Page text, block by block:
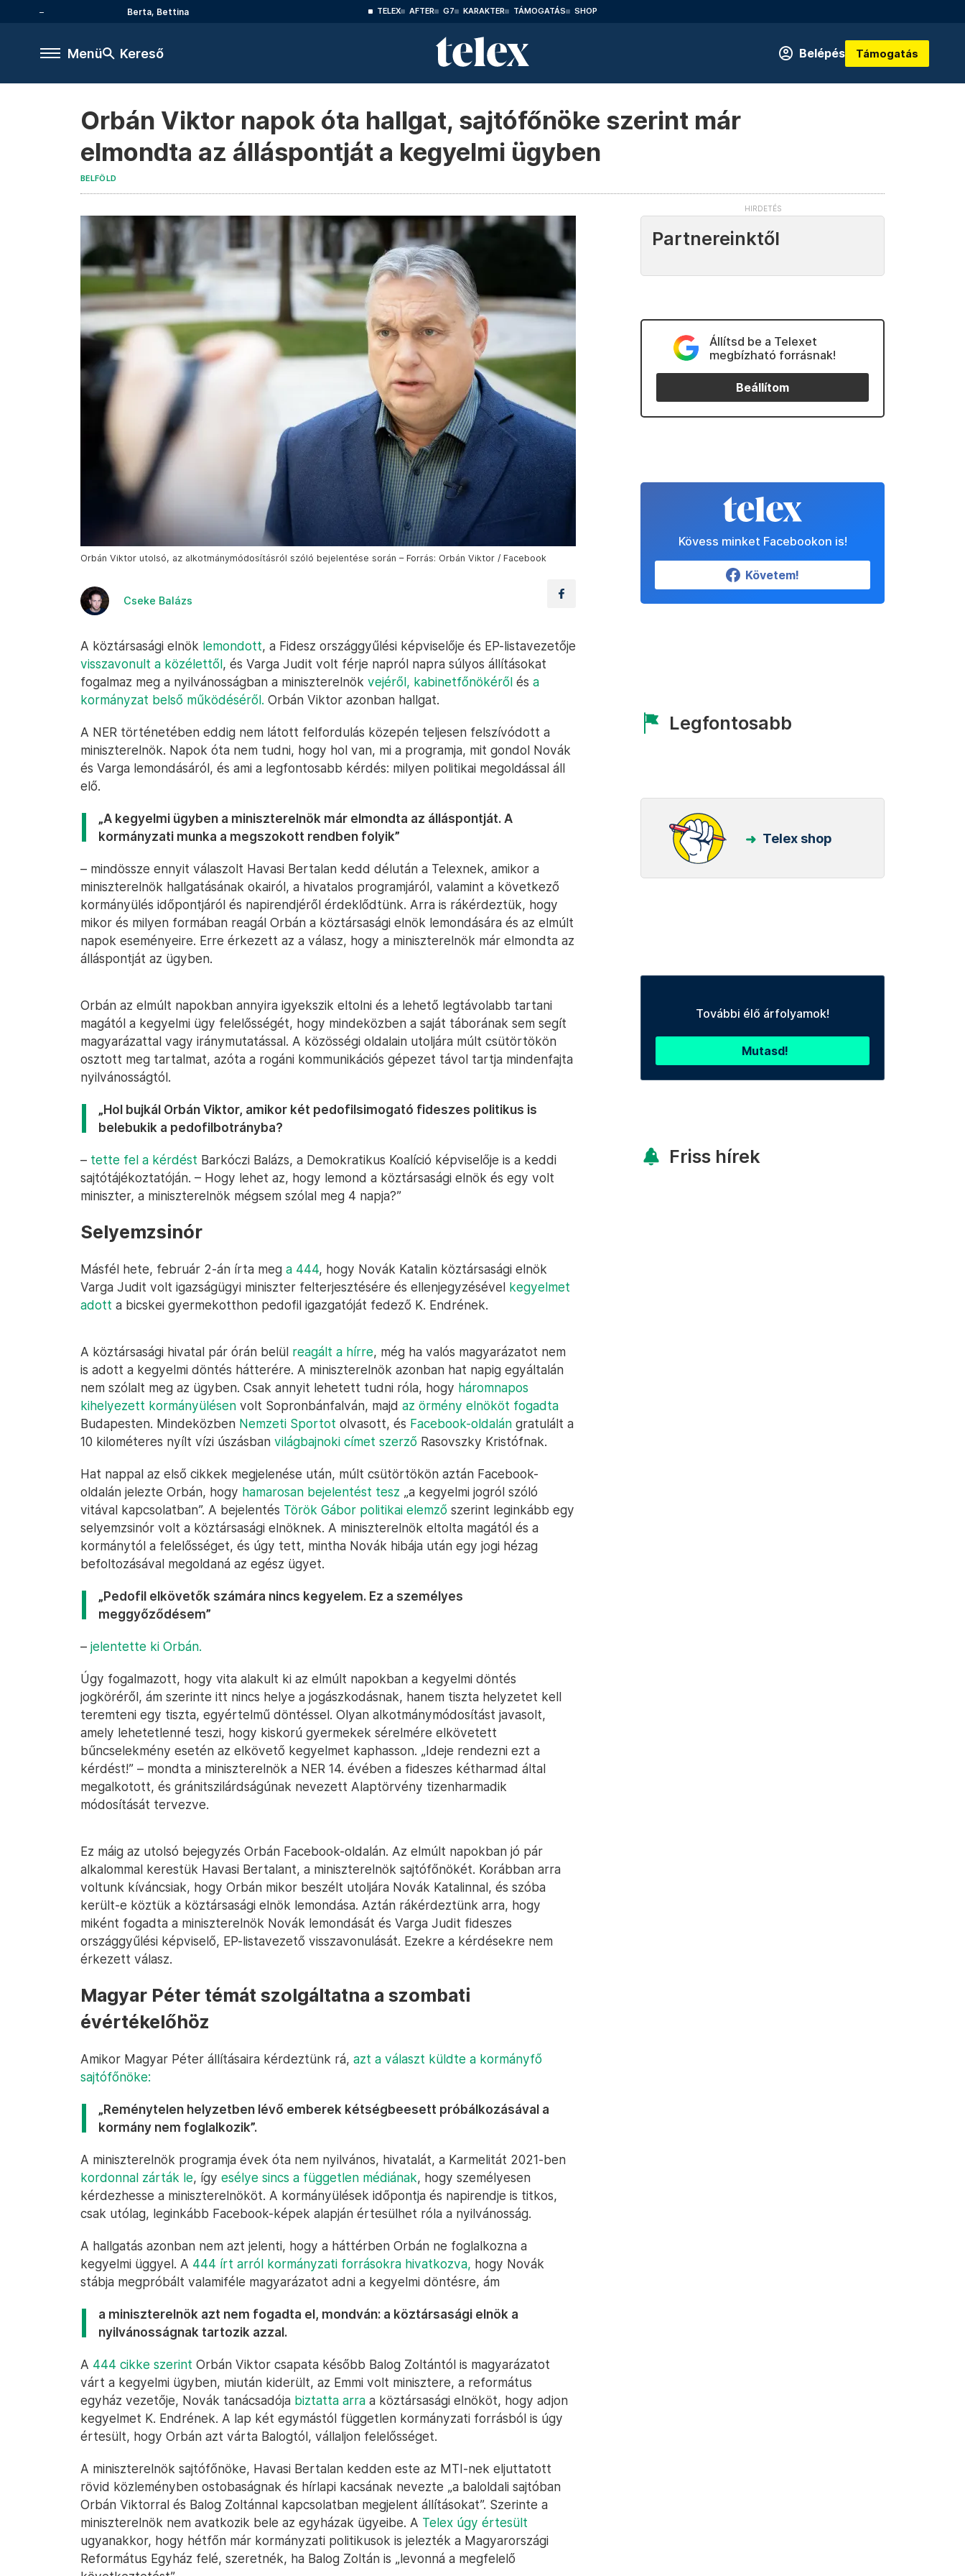
Berta, Bettina TELEX AFTER G7 KARAKTER TÁMOGATÁS SHOP
Menü Kereső Belépés Támogatás
Orbán Viktor napok óta hallgat, sajtófőnöke szerint már
elmondta az álláspontját a kegyelmi ügyben
BELFÖLD
Orbán Viktor utolsó, az alkotmánymódosításról szóló bejelentése során – Forrás: Orbán Viktor / Facebook
Cseke Balázs
A köztársasági elnök lemondott, a Fidesz országgyűlési képviselője és EP-listavezetője
visszavonult a közélettől, és Varga Judit volt férje napról napra súlyos állításokat
fogalmaz meg a nyilvánosságban a miniszterelnök vejéről, kabinetfőnökéről és a
kormányzat belső működéséről. Orbán Viktor azonban hallgat.
A NER történetében eddig nem látott felfordulás közepén teljesen felszívódott a
miniszterelnök. Napok óta nem tudni, hogy hol van, mi a programja, mit gondol Novák
és Varga lemondásáról, és ami a legfontosabb kérdés: milyen politikai megoldással áll
elő.
„A kegyelmi ügyben a miniszterelnök már elmondta az álláspontját. A
kormányzati munka a megszokott rendben folyik”
– mindössze ennyit válaszolt Havasi Bertalan kedd délután a Telexnek, amikor a
miniszterelnök hallgatásának okairól, a hivatalos programjáról, valamint a következő
kormányülés időpontjáról és napirendjéről érdeklődtünk. Arra is rákérdeztük, hogy
mikor és milyen formában reagál Orbán a köztársasági elnök lemondására és az elmúlt
napok eseményeire. Erre érkezett az a válasz, hogy a miniszterelnök már elmondta az
álláspontját az ügyben.
Orbán az elmúlt napokban annyira igyekszik eltolni és a lehető legtávolabb tartani
magától a kegyelmi ügy felelősségét, hogy mindeközben a saját táborának sem segít
magyarázattal vagy iránymutatással. A közösségi oldalain utoljára múlt csütörtökön
osztott meg tartalmat, azóta a rogáni kommunikációs gépezet távol tartja mindenfajta
nyilvánosságtól.
„Hol bujkál Orbán Viktor, amikor két pedofilsimogató fideszes politikus is
belebukik a pedofilbotrányba?
– tette fel a kérdést Barkóczi Balázs, a Demokratikus Koalíció képviselője is a keddi
sajtótájékoztatóján. – Hogy lehet az, hogy lemond a köztársasági elnök és egy volt
miniszter, a miniszterelnök mégsem szólal meg 4 napja?”
Selyemzsinór
Másfél hete, február 2-án írta meg a 444, hogy Novák Katalin köztársasági elnök
Varga Judit volt igazságügyi miniszter felterjesztésére és ellenjegyzésével kegyelmet
adott a bicskei gyermekotthon pedofil igazgatóját fedező K. Endrének.
A köztársasági hivatal pár órán belül reagált a hírre, még ha valós magyarázatot nem
is adott a kegyelmi döntés hátterére. A miniszterelnök azonban hat napig egyáltalán
nem szólalt meg az ügyben. Csak annyit lehetett tudni róla, hogy háromnapos
kihelyezett kormányülésen volt Sopronbánfalván, majd az örmény elnököt fogadta
Budapesten. Mindeközben Nemzeti Sportot olvasott, és Facebook-oldalán gratulált a
10 kilométeres nyílt vízi úszásban világbajnoki címet szerző Rasovszky Kristófnak.
Hat nappal az első cikkek megjelenése után, múlt csütörtökön aztán Facebook-
oldalán jelezte Orbán, hogy hamarosan bejelentést tesz „a kegyelmi jogról szóló
vitával kapcsolatban”. A bejelentés Török Gábor politikai elemző szerint leginkább egy
selyemzsinór volt a köztársasági elnöknek. A miniszterelnök eltolta magától és a
kormánytól a felelősséget, és úgy tett, mintha Novák hibája után egy jogi hézag
befoltozásával megoldaná az egész ügyet.
„Pedofil elkövetők számára nincs kegyelem. Ez a személyes
meggyőződésem”
– jelentette ki Orbán.
Úgy fogalmazott, hogy vita alakult ki az elmúlt napokban a kegyelmi döntés
jogköréről, ám szerinte itt nincs helye a jogászkodásnak, hanem tiszta helyzetet kell
teremteni egy tiszta, egyértelmű döntéssel. Olyan alkotmánymódosítást javasolt,
amely lehetetlenné teszi, hogy kiskorú gyermekek sérelmére elkövetett
bűncselekmény esetén az elkövető kegyelmet kaphasson. „Ideje rendezni ezt a
kérdést!” – mondta a miniszterelnök a NER 14. évében a fideszes kétharmad által
megalkotott, és gránitszilárdságúnak nevezett Alaptörvény tizenharmadik
módosítását tervezve.
Ez máig az utolsó bejegyzés Orbán Facebook-oldalán. Az elmúlt napokban jó pár
alkalommal kerestük Havasi Bertalant, a miniszterelnök sajtófőnökét. Korábban arra
voltunk kíváncsiak, hogy Orbán mikor beszélt utoljára Novák Katalinnal, és szóba
került-e köztük a köztársasági elnök lemondása. Aztán rákérdeztünk arra, hogy
miként fogadta a miniszterelnök Novák lemondását és Varga Judit fideszes
országgyűlési képviselő, EP-listavezető visszavonulását. Ezekre a kérdésekre nem
érkezett válasz.
Magyar Péter témát szolgáltatna a szombati
évértékelőhöz
Amikor Magyar Péter állításaira kérdeztünk rá, azt a választ küldte a kormányfő
sajtófőnöke:
„Reménytelen helyzetben lévő emberek kétségbeesett próbálkozásával a
kormány nem foglalkozik”.
A miniszterelnök programja évek óta nem nyilvános, hivatalát, a Karmelitát 2021-ben
kordonnal zárták le, így esélye sincs a független médiának, hogy személyesen
kérdezhesse a miniszterelnököt. A kormányülések időpontja és napirendje is titkos,
csak utólag, leginkább Facebook-képek alapján értesülhet róla a nyilvánosság.
A hallgatás azonban nem azt jelenti, hogy a háttérben Orbán ne foglalkozna a
kegyelmi üggyel. A 444 írt arról kormányzati forrásokra hivatkozva, hogy Novák
stábja megpróbált valamiféle magyarázatot adni a kegyelmi döntésre, ám
a miniszterelnök azt nem fogadta el, mondván: a köztársasági elnök a
nyilvánosságnak tartozik azzal.
A 444 cikke szerint Orbán Viktor csapata később Balog Zoltántól is magyarázatot
várt a kegyelmi ügyben, miután kiderült, az Emmi volt minisztere, a református
egyház vezetője, Novák tanácsadója biztatta arra a köztársasági elnököt, hogy adjon
kegyelmet K. Endrének. A lap két egymástól független kormányzati forrásból is úgy
értesült, hogy Orbán azt várta Balogtól, vállaljon felelősséget.
A miniszterelnök sajtófőnöke, Havasi Bertalan kedden este az MTI-nek eljuttatott
rövid közleményben ostobaságnak és hírlapi kacsának nevezte „a baloldali sajtóban
Orbán Viktorral és Balog Zoltánnal kapcsolatban megjelent állításokat”. Szerinte a
miniszterelnök nem avatkozik bele az egyházak ügyeibe. A Telex úgy értesült
ugyanakkor, hogy hétfőn már kormányzati politikusok is jelezték a Magyarországi
Református Egyház felé, szeretnék, ha Balog Zoltán is „levonná a megfelelő
Partnereinktől
Állítsd be a Telexet
megbízható forrásnak!
Beállítom
Kövess minket Facebookon is!
Követem!
Legfontosabb
Telex shop
További élő árfolyamok!
Mutasd!
Friss hírek